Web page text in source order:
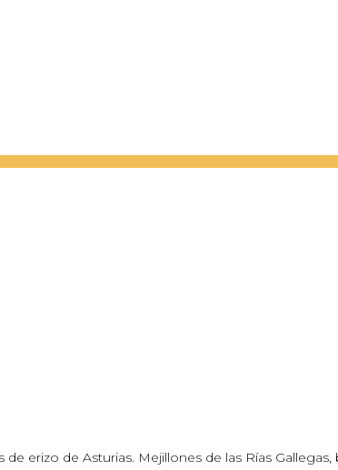
erizo de Asturias. Mejillones de las Rías